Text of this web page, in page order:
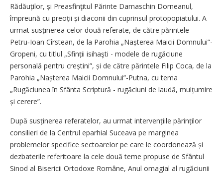
Rădăuților, și Preasfinţitul Părinte Damaschin Dorneanul,
împreună cu preoții și diaconii din cuprinsul protopopiatului. A
urmat susținerea celor două referate, de către părintele
Petru‑Ioan Cîrstean, de la Parohia „Nașterea Maicii Domnului”-
Gropeni, cu titlul „Sfinții isihaşti - modele de rugăciune
personală pentru creștini”, și de către părintele Filip Coca, de la
Parohia „Nașterea Maicii Domnului”-Putna, cu tema
„Rugăciunea în Sfânta Scriptură - rugăciuni de laudă, mulțumire
și cerere”.
După susținerea referatelor, au urmat intervențiile părinților
consilieri de la Centrul eparhial Suceava pe marginea
problemelor specifice sectoarelor pe care le coordonează și
dezbaterile referitoare la cele două teme propuse de Sfântul
Sinod al Bisericii Ortodoxe Române, Anul omagial al rugăciunii